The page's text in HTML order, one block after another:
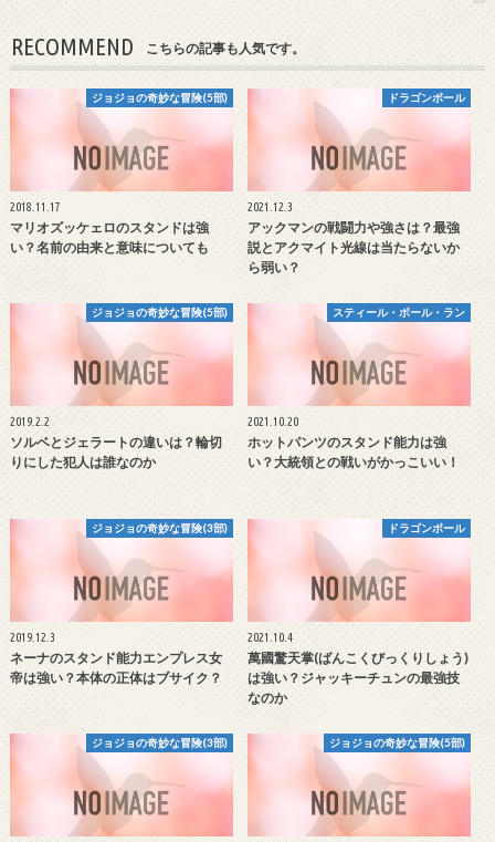
RECOMMEND こちらの記事も人気です。
ジョジョの奇妙な冒険(5部)
2018.11.17
マリオズッケェロのスタンドは強
い？名前の由来と意味についても
ドラゴンボール
2021.12.3
アックマンの戦闘力や強さは？最強
説とアクマイト光線は当たらないか
ら弱い？
ジョジョの奇妙な冒険(5部)
2019.2.2
ソルベとジェラートの違いは？輪切
りにした犯人は誰なのか
スティール・ボール・ラン
2021.10.20
ホットパンツのスタンド能力は強
い？大統領との戦いがかっこいい！
ジョジョの奇妙な冒険(3部)
2019.12.3
ネーナのスタンド能力エンプレス女
帝は強い？本体の正体はブサイク？
ドラゴンボール
2021.10.4
萬國驚天掌(ばんこくびっくりしょう)
は強い？ジャッキーチュンの最強技
なのか
ジョジョの奇妙な冒険(3部) ジョジョの奇妙な冒険(5部)